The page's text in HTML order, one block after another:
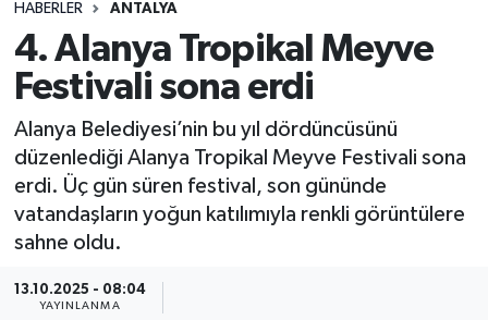
HABERLER ANTALYA
4. Alanya Tropikal Meyve
Festivali sona erdi
Alanya Belediyesi’nin bu yıl dördüncüsünü
düzenlediği Alanya Tropikal Meyve Festivali sona
erdi. Üç gün süren festival, son gününde
vatandaşların yoğun katılımıyla renkli görüntülere
sahne oldu.
13.10.2025 - 08:04
YAYINLANMA
Bilim & Teknoloji
Bölge
EĞİTİM
Ekonomi
Genel
Görüntülü Haber
Antalya Namaz Vakitleri
Antalya Trafik Yoğunluk Haritası
Süper Lig Puan Durumu ve Fikstür
Tüm Manşetler
Son Dakika Haberleri
Haber Arşivi